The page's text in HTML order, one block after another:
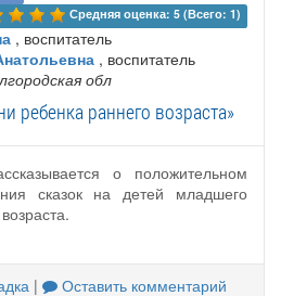
Средняя оценка: 5 (Всего: 1)
, воспитатель
, воспитатель
обл
ребенка раннего возраста»
о положительном
сказок на детей младшего
| Оставить комментарий